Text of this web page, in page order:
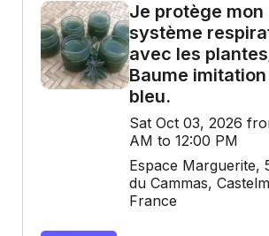
Je protège mon
système
avec les
Baume
bleu.
Sat Oct 03, 2026
AM to 12:00 PM
Espace Marguerite,
du Cammas,
France